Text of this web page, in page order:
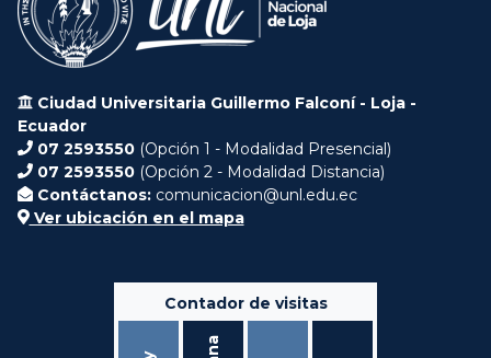
Ciudad Universitaria Guillermo Falconí - Loja -
Ecuador
07 2593550 (Opción 1 - Modalidad Presencial)
07 2593550 (Opción 2 - Modalidad Distancia)
Contáctanos: comunicacion@unl.edu.ec
Ver ubicación en el mapa
Contador de visitas